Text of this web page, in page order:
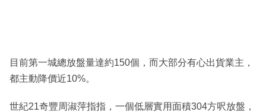
目前第一城總放盤量達約150個，而大部分有心出貨業主，
都主動降價近10%。
世紀21奇豐周淑萍指指，一個低層實用面積304方呎放盤，